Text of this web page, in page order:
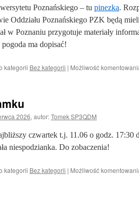
Poznańskiego – tu pinezka.
Oddziału Poznańskiego PZK będą
w Poznaniu przygotuje materiały
ma dopisać!
kategorii Bez kategorii | Możliwość
2026, autor:Tomek SP3QDM
czwartek t.j. 11.06 o godz. 17:30
niespodzianka. Do zobaczenia!
kategorii Bez kategorii | Możliwość